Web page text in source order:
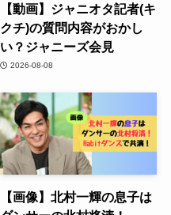
【動画】ジャニオタ記者(キ
クチ)の質問内容がおかし
い？ジャニーズ会見
2026-08-08
【画像】北村一輝の息子は